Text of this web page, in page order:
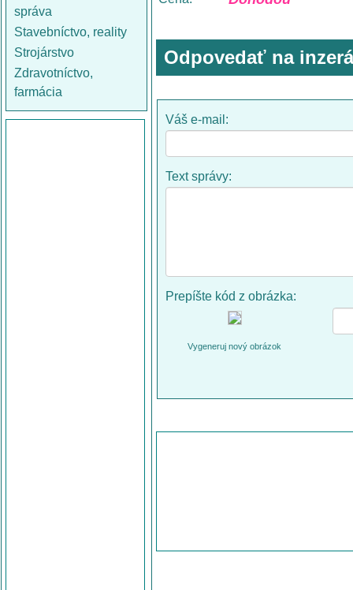
správa
Stavebníctvo, reality
Strojárstvo
Zdravotníctvo,
farmácia
Odpovedať na
Váš e-mail:
Text správy:
Prepíšte kód z obrázka:
Vygeneruj nový obrázok